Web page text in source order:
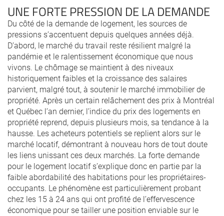
UNE FORTE PRESSION DE LA DEMANDE
Du côté de la demande de logement, les sources de
pressions s’accentuent depuis quelques années déjà.
D’abord, le marché du travail reste résilient malgré la
pandémie et le ralentissement économique que nous
vivons. Le chômage se maintient à des niveaux
historiquement faibles et la croissance des salaires
parvient, malgré tout, à soutenir le marché immobilier de
propriété. Après un certain relâchement des prix à Montréal
et Québec l’an dernier, l’indice du prix des logements en
propriété reprend, depuis plusieurs mois, sa tendance à la
hausse. Les acheteurs potentiels se replient alors sur le
marché locatif, démontrant à nouveau hors de tout doute
les liens unissant ces deux marchés. La forte demande
pour le logement locatif s’explique donc en partie par la
faible abordabilité des habitations pour les propriétaires-
occupants. Le phénomène est particulièrement probant
chez les 15 à 24 ans qui ont profité de l’effervescence
économique pour se tailler une position enviable sur le